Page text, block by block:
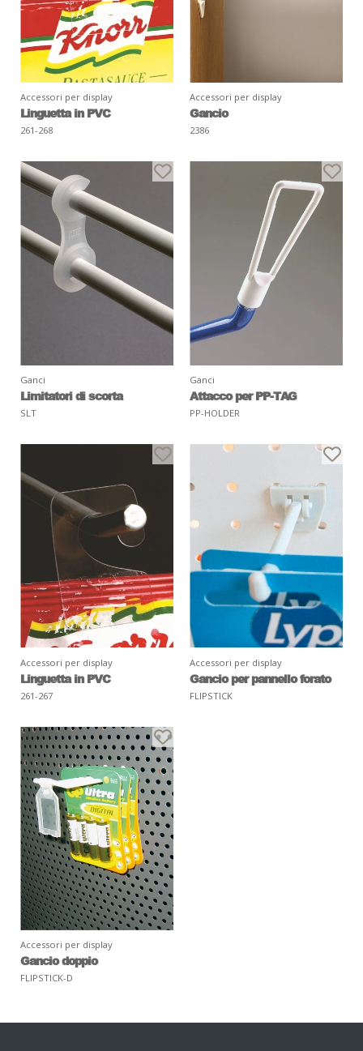
Accessori per display
Linguetta in PVC
261-268
Accessori per display
Gancio
2386
Ganci
Limitatori di scorta
SLT
Ganci
Attacco per PP-TAG
PP-HOLDER
Accessori per display
Linguetta in PVC
261-267
Accessori per display
Gancio per pannello forato
FLIPSTICK
Accessori per display
Gancio doppio
FLIPSTICK-D